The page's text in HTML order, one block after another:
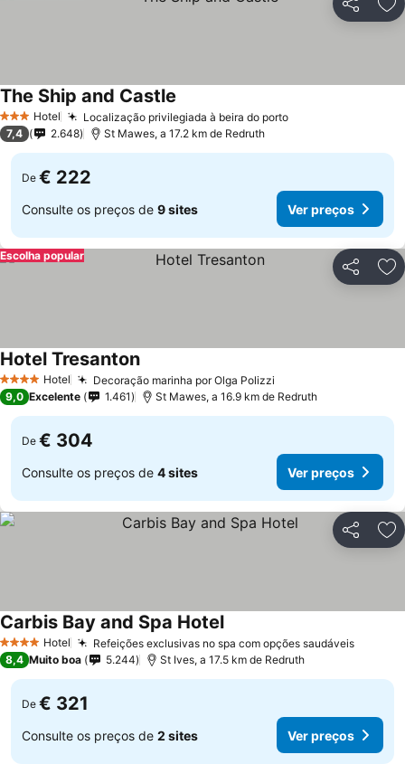
Partilhar
3 EstrelasHotel Localização privilegiada à beira do porto
The Ship and Castle
7,4 2.648 St Mawes, a 17.2 km de Redruth
De € 222
Consulte os preços de 9 sites Ver preços
Partilhar
Escolha popular
4 EstrelasHotel Decoração marinha por Olga Polizzi
Hotel Tresanton
9,0 Excelente 1.461 St Mawes, a 16.9 km de Redruth
De € 304
Consulte os preços de 4 sites Ver preços
Partilhar
4 EstrelasHotel Refeições exclusivas no spa com opções saudáveis
Carbis Bay and Spa Hotel
8,4 Muito boa 5.244 St Ives, a 17.5 km de Redruth
De € 321
Consulte os preços de 2 sites Ver preços